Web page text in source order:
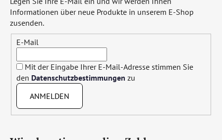
Informationen über neue Produkte in unserem E-Shop
zusenden.
E-Mail
Mit der Eingabe Ihrer E-Mail-Adresse stimmen Sie
den Datenschutzbestimmungen zu
ANMELDEN